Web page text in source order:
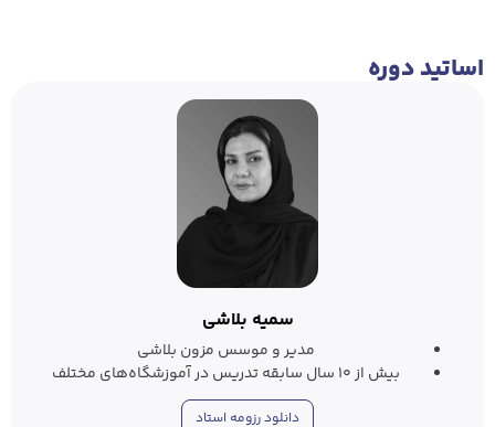
اساتید دوره
سمیه بلاشی
مدیر و موسس مزون بلاشی
بیش از ۱۰ سال سابقه تدریس در آموزشگاه‌های مختلف
دانلود رزومه استاد